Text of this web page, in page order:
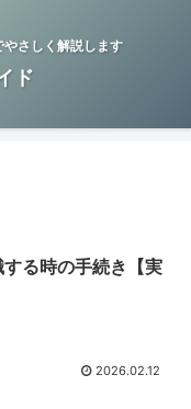
さしく解説します
ド
る時の手続き【実
2026.02.12